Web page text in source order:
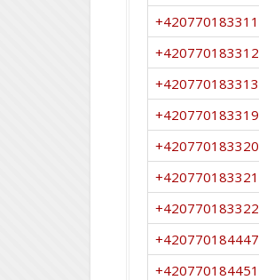
+420770183311
+420770183312
+420770183313
+420770183319
+420770183320
+420770183321
+420770183322
+420770184447
+420770184451